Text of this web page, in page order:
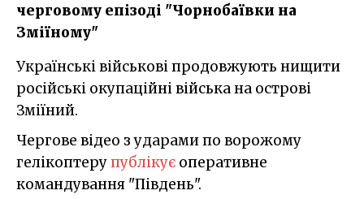
черговому епізоді "Чорнобаївки на
Зміїному"
Українські військові продовжують нищити
російські окупаційні війська на острові
Зміїний.
Чергове відео з ударами по ворожому
гелікоптерупублікує оперативне
командування "Південь".